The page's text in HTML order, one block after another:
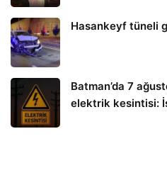
Hasankeyf tüneli
Batman’da 7
elektrik kesintisi: